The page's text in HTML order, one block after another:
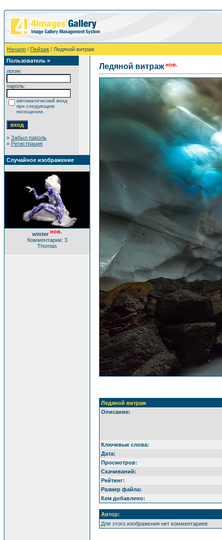
Начало / Пейзаж / Ледяной витраж
Пользователь »
логин:
пароль:
автоматический вход
при следующем
посещении.
» Забыл пароль
» Регистрация
Случайное изображение
winter нов.
Комментарии: 3
Thomas
Ледяной витраж нов.
Ледяной витраж
Описание:
Ключевые слова:
Дата:
Просмотров:
Скачиваний:
Рейтинг:
Размер файла:
Кем добавлено:
Автор:
Для этого изображения нет комментариев